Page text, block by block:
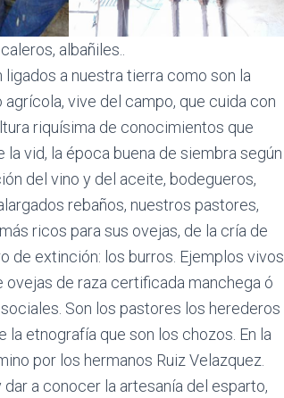
albañiles..
a nuestra tierra como son la
vive del campo, que cuida con
riquísima de conocimientos que
vid, la época buena de siembra según
del vino y del aceite, bodegueros,
rebaños, nuestros pastores,
ricos para sus ovejas, de la cría de
de extinción: los burros. Ejemplos vivos
de raza certificada manchega ó
Son los pastores los herederos
etnografía que son los chozos. En la
por los hermanos Ruiz Velazquez.
a conocer la artesanía del esparto,